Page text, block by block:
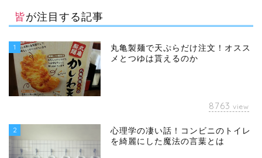
皆が注目する記事
1
丸亀製麺で天ぷらだけ注文！オスス
メとつゆは貰えるのか
8763 view
2
心理学の凄い話！コンビニのトイレ
を綺麗にした魔法の言葉とは